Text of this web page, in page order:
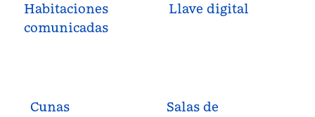
Habitaciones
comunicadas
Llave digital
Cunas
Salas de